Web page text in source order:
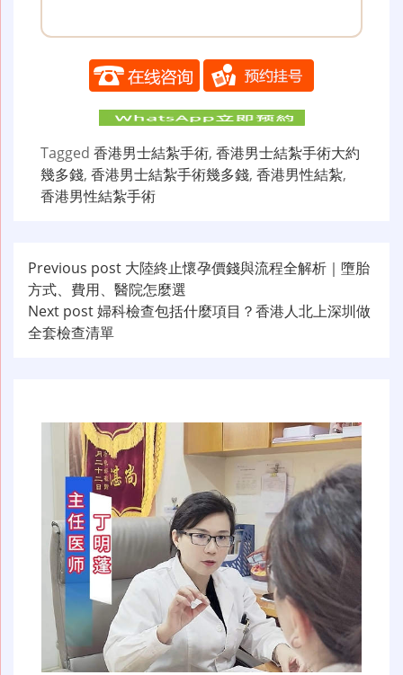
Tagged 香港男士結紮手術, 香港男士結紮手術大約
幾多錢, 香港男士結紮手術幾多錢, 香港男性結紮,
香港男性結紮手術
文
章
导
Previous post 大陸終止懷孕價錢與流程全解析｜墮胎
方式、費用、醫院怎麼選
Next post婦科檢查包括什麼項目？香港人北上深圳做
全套檢查清單